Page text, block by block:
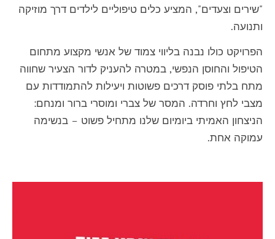
"שירים וצעדים", המציע כלים טיפוליים לילדים דרך מוזיקה
ותנועה.
הפרויקט כולו נבנה בליווי צמוד של אנשי מקצוע מתחום
הטיפול והחוסן הנפשי, במטרה להעניק לדור הצעיר שחווה
מתח בלתי פוסק דרכים פשוטות ויעילות להתמודדות עם
מצבי לחץ וחרדה. המסר של צברי ומוסרי ברור ומנחם:
הניצחון האמיתי ביומיום שלנו מתחיל פשוט – בנשימה
עמוקה אחת.